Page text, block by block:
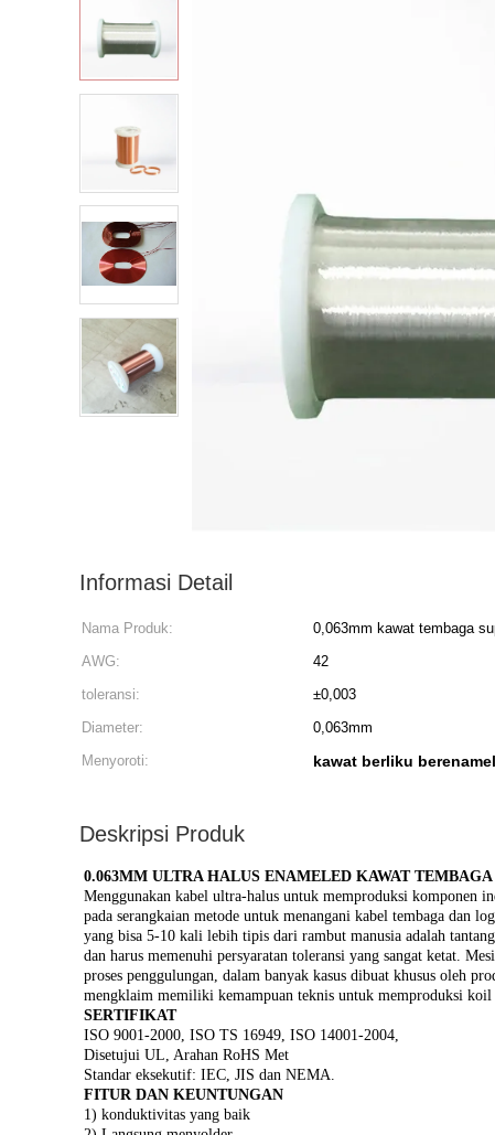
Informasi Detail
Nama Produk: 0,063mm kawat tembaga
AWG:
42
toleransi:
±0,003
Diameter:
0,063mm
Menyoroti:
kawat berliku berenamel
Deskripsi Produk
0.063MM ULTRA HALUS ENAMELED KAWAT
Menggunakan kabel ultra-halus untuk memproduksi komponen
pada serangkaian metode untuk menangani kabel tembaga dan
yang bisa 5-10 kali lebih tipis dari rambut manusia adalah
dan harus memenuhi persyaratan toleransi yang sangat ketat.
proses penggulungan, dalam banyak kasus dibuat khusus oleh
mengklaim memiliki kemampuan teknis untuk memproduksi koil
SERTIFIKAT
ISO 9001-2000, ISO TS 16949, ISO 14001-2004,
Disetujui UL, Arahan RoHS Met
Standar eksekutif: IEC, JIS dan NEMA.
FITUR DAN KEUNTUNGAN
1) konduktivitas yang baik